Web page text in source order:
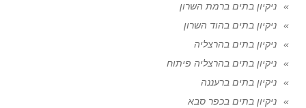
ניקיון בתים ברמת השרון
ניקיון בתים בהוד השרון
ניקיון בתים בהרצליה
ניקיון בתים בהרצליה פיתוח
ניקיון בתים ברעננה
ניקיון בתים בכפר סבא